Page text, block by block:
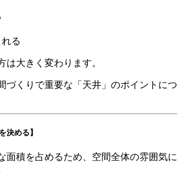
る
は大きく変わります。
づくりで重要な「天井」のポイントにつ
決める】
面積を占めるため、空間全体の雰囲気に